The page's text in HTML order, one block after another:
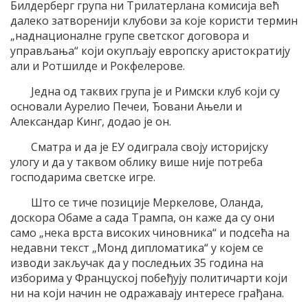
Билдерберг група ни Трилатерлана комисија већ
далеко затворенији клубови за које користи термин
„наднационалне групе светског договора и
управљања“ који окупљају европску аристократију
али и Ротшилде и Рокфелерове.
Једна од таквих група је и Римски клуб који су
основали Аурелио Печеи, Ђовани Ањели и
Александар Kинг, додао је он.
Сматра и да је ЕУ одиграла своју историјску
улогу и да у таквом облику више није потреба
господарима светске игре.
Што се тиче позиције Меркелове, Оланда,
доскора Обаме а сада Трампа, он каже да су они
само „нека врста високих чиновника“ и подсећа на
недавни текст „Монд дипломатика“ у којем се
изводи закључак да у последњих 35 година на
изборима у Француској побеђују политичарти који
ни на који начин не одражавају интересе грађана.